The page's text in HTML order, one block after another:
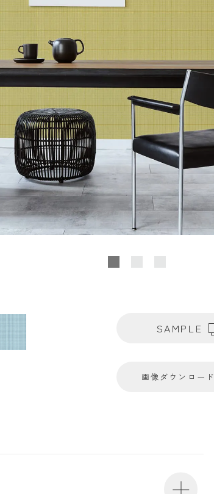
SAMPLE
画像ダウンロード